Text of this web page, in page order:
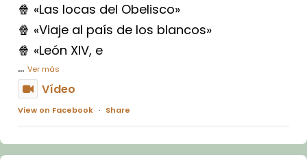
🍿 «Las locas del Obelisco»
🍿 «Viaje al país de los blancos»
🍿 «León XIV, e
... Ver más
Vídeo
View on Facebook · Share
Arquebisbat de Barcelona